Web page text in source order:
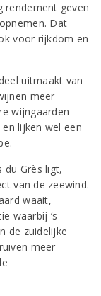
rendement geven
Dat
voor rijkdom en
uitmaakt van
meer
wijngaarden
en lijken wel een
du Grès ligt,
van de zeewind.
waait,
waarbij ‘s
de zuidelijke
meer